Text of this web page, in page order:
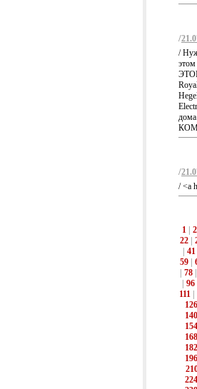
/
/
/
/ <a
1
2
22|
41
59|
78
96
111|
126
140
154
168
182
196
224